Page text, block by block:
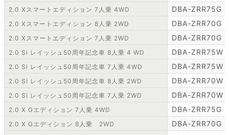
2.0 Xスマートエディション 7人乗 4WD DBA-ZRR75G
2.0 Xスマートエディション 8人乗 2WD DBA-ZRR70G
2.0 Xスマートエディション 7人乗 2WD DBA-ZRR70G
2.0 Si レイッシュ50周年記念車 8人乗 4 WD DBA-ZRR75W
2.0 Si レイッシュ50周年記念車 7人乗 4WD DBA-ZRR75W
2.0 Si レイッシュ50周年記念車 8人乗 2WD DBA-ZRR70W
2.0 Si レイッシュ50周年記念車 7人乗 2WD DBA-ZRR70W
2.0 X Gエディション 7人乗 4WD DBA-ZRR75G
2.0 X Gエディション 8人乗 2WD DBA-ZRR70G